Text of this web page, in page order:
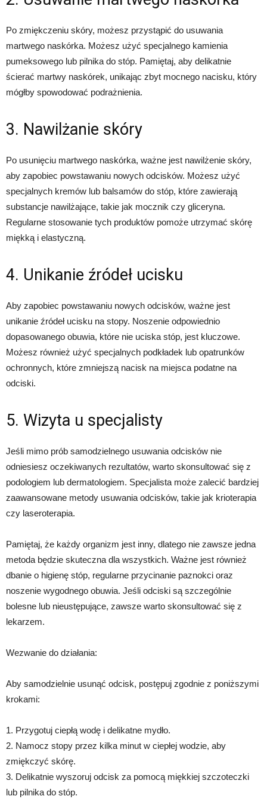
Po zmiękczeniu skóry, możesz przystąpić do usuwania
martwego naskórka. Możesz użyć specjalnego kamienia
pumeksowego lub pilnika do stóp. Pamiętaj, aby delikatnie
ścierać martwy naskórek, unikając zbyt mocnego nacisku, który
mógłby spowodować podrażnienia.
3. Nawilżanie skóry
Po usunięciu martwego naskórka, ważne jest nawilżenie skóry,
aby zapobiec powstawaniu nowych odcisków. Możesz użyć
specjalnych kremów lub balsamów do stóp, które zawierają
substancje nawilżające, takie jak mocznik czy gliceryna.
Regularne stosowanie tych produktów pomoże utrzymać skórę
miękką i elastyczną.
4. Unikanie źródeł ucisku
Aby zapobiec powstawaniu nowych odcisków, ważne jest
unikanie źródeł ucisku na stopy. Noszenie odpowiednio
dopasowanego obuwia, które nie uciska stóp, jest kluczowe.
Możesz również użyć specjalnych podkładek lub opatrunków
ochronnych, które zmniejszą nacisk na miejsca podatne na
odciski.
5. Wizyta u specjalisty
Jeśli mimo prób samodzielnego usuwania odcisków nie
odniesiesz oczekiwanych rezultatów, warto skonsultować się z
podologiem lub dermatologiem. Specjalista może zalecić bardziej
zaawansowane metody usuwania odcisków, takie jak krioterapia
czy laseroterapia.
Pamiętaj, że każdy organizm jest inny, dlatego nie zawsze jedna
metoda będzie skuteczna dla wszystkich. Ważne jest również
dbanie o higienę stóp, regularne przycinanie paznokci oraz
noszenie wygodnego obuwia. Jeśli odciski są szczególnie
bolesne lub nieustępujące, zawsze warto skonsultować się z
lekarzem.
Wezwanie do działania:
Aby samodzielnie usunąć odcisk, postępuj zgodnie z poniższymi
krokami:
1. Przygotuj ciepłą wodę i delikatne mydło.
2. Namocz stopy przez kilka minut w ciepłej wodzie, aby
zmiękczyć skórę.
3. Delikatnie wyszoruj odcisk za pomocą miękkiej szczoteczki
lub pilnika do stóp.